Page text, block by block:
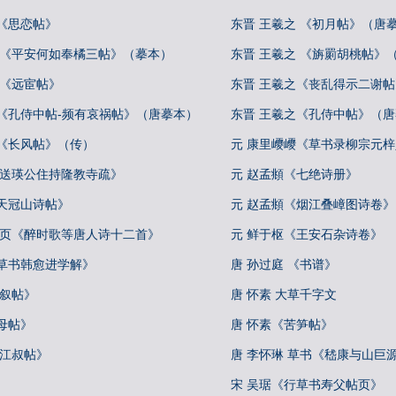
思恋帖》 东晋 王羲之 《初月帖》（唐摹
平安何如奉橘三帖》（摹本） 东晋 王羲之 《旃罽胡桃帖》
远宦帖》 东晋 王羲之《丧乱得示二谢帖
孔侍中帖-频有哀祸帖》（唐摹本） 东晋 王羲之《孔侍中帖》（唐
长风帖》（传） 元 康里巎巎《草书录柳宗元梓
瑛公住持隆教寺疏》 元 赵孟頫《七绝诗册》
冠山诗帖》 元 赵孟頫《烟江叠嶂图诗卷》
《醉时歌等唐人诗十二首》 元 鲜于枢《王安石杂诗卷》
书韩愈进学解》 唐 孙过庭 《书谱》
帖》 唐 怀素 大草千字文
帖》 唐 怀素《苦笋帖》
叔帖》 唐 李怀琳 草书《嵇康与山巨
宋 吴琚《行草书寿父帖页》